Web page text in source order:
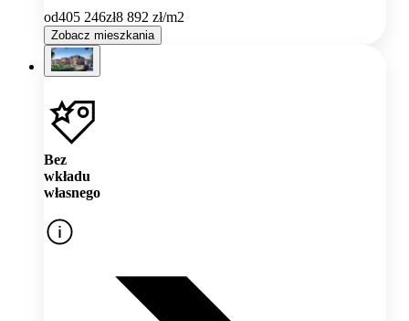
od405 246zł8 892 zł/m2
Zobacz mieszkania
Bez
wkładu
własnego